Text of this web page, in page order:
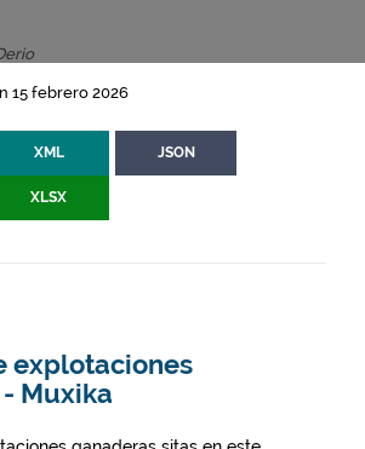
15 febrero 2026
XML JSON
XLSX
explotaciones
Muxika